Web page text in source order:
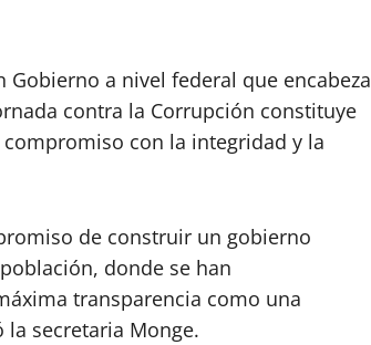
a nivel federal que encabeza
contra la Corrupción constituye
con la integridad y la
de construir un gobierno
donde se han
transparencia como una
secretaria Monge.